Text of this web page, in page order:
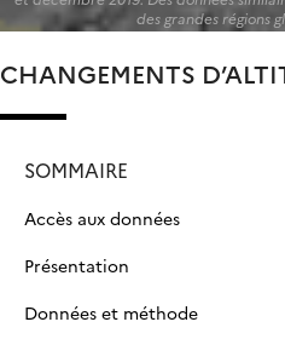
des grandes régions
CHANGEMENTS
SOMMAIRE
Accès aux données
Présentation
Données et méthode